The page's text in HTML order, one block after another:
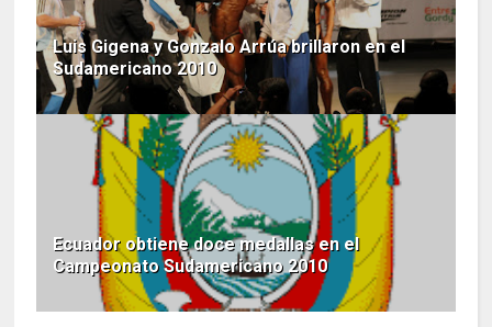
Luis Gigena y Gonzalo Arrúa brillaron en el
Sudamericano 2010
Ecuador obtiene doce medallas en el
Campeonato Sudamericano 2010